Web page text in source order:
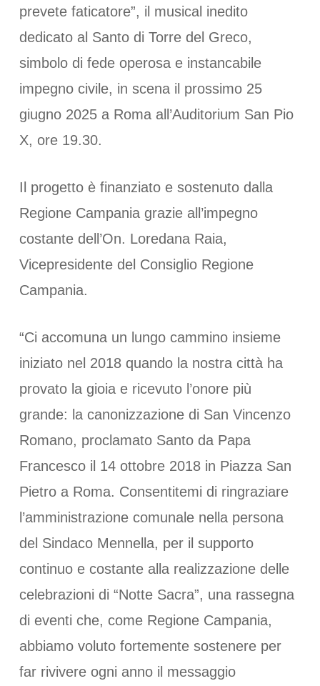
prevete faticatore”, il musical inedito
dedicato al Santo di Torre del Greco,
simbolo di fede operosa e instancabile
impegno civile, in scena il prossimo 25
giugno 2025 a Roma all’Auditorium San Pio
X, ore 19.30.
Il progetto è finanziato e sostenuto dalla
Regione Campania grazie all’impegno
costante dell’On. Loredana Raia,
Vicepresidente del Consiglio Regione
Campania.
“Ci accomuna un lungo cammino insieme
iniziato nel 2018 quando la nostra città ha
provato la gioia e ricevuto l’onore più
grande: la canonizzazione di San Vincenzo
Romano, proclamato Santo da Papa
Francesco il 14 ottobre 2018 in Piazza San
Pietro a Roma. Consentitemi di ringraziare
l’amministrazione comunale nella persona
del Sindaco Mennella, per il supporto
continuo e costante alla realizzazione delle
celebrazioni di “Notte Sacra”, una rassegna
di eventi che, come Regione Campania,
abbiamo voluto fortemente sostenere per
far rivivere ogni anno il messaggio